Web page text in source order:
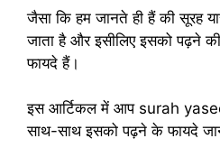
जैसा कि हम जानते ही हैं की सूरह
जाता है और इसीलिए इसको पढ़ने
फायदे हैं।
इस आर्टिकल में आप surah
साथ-साथ इसको पढ़ने के फायदे